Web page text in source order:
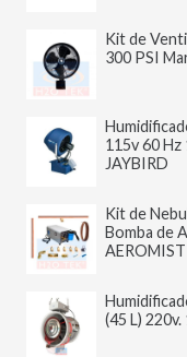
Kit de
300 PSI
115v 60 Hz
JAYBIRD
Kit de
Bomba de
AEROMIST
(45 L)